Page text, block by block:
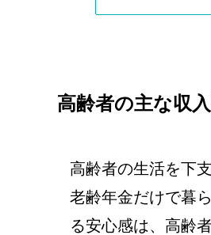
高齢者の主な収
高齢者の生活を下
老齢年金だけで暮
る安心感は、高齢